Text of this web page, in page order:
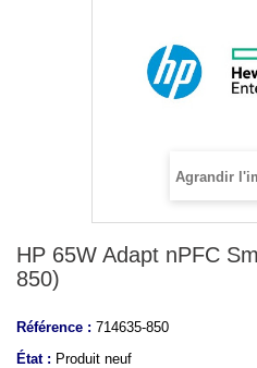
Agrandir
HP 65W Adapt nPFC
850)
Référence : 714635-850
État : Produit neuf